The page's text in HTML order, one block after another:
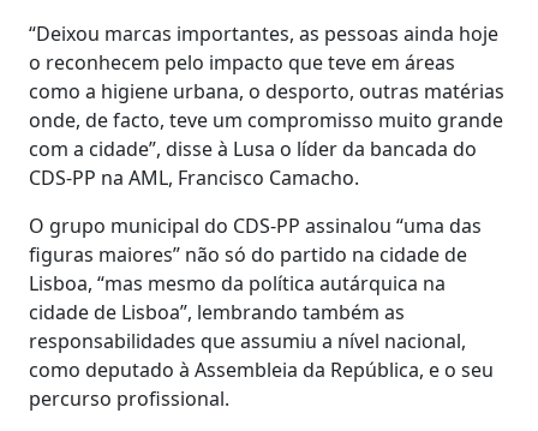
“Deixou marcas importantes, as pessoas ainda hoje
o reconhecem pelo impacto que teve em áreas
como a higiene urbana, o desporto, outras matérias
onde, de facto, teve um compromisso muito grande
com a cidade”, disse à Lusa o líder da bancada do
CDS-PP na AML, Francisco Camacho.
O grupo municipal do CDS-PP assinalou “uma das
figuras maiores” não só do partido na cidade de
Lisboa, “mas mesmo da política autárquica na
cidade de Lisboa”, lembrando também as
responsabilidades que assumiu a nível nacional,
como deputado à Assembleia da República, e o seu
percurso profissional.